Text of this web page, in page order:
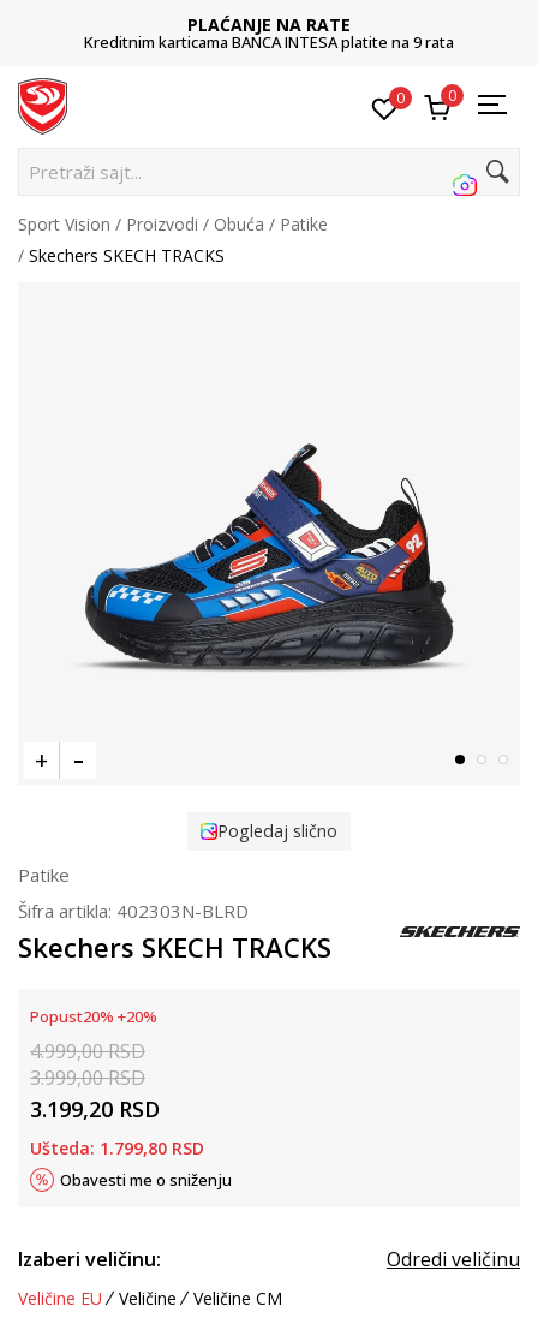
PLAĆANJE NA RATE
Kreditnim karticama BANCA INTESA platite na 9 rata
0 0
Pretraži sajt...
Sport Vision Proizvodi Obuća
Patike
Skechers SKECH TRACKS
Pogledaj slično
Patike
Šifra artikla: 402303N-BLRD
Skechers SKECH TRACKS
Popust20% +20%
4.999,00RSD
3.999,00RSD
3.199,20 RSD
Ušteda: 1.799,80 RSD
Obavesti me o sniženju
Izaberi veličinu: Odredi veličinu
Veličine EU Veličine Veličine CM